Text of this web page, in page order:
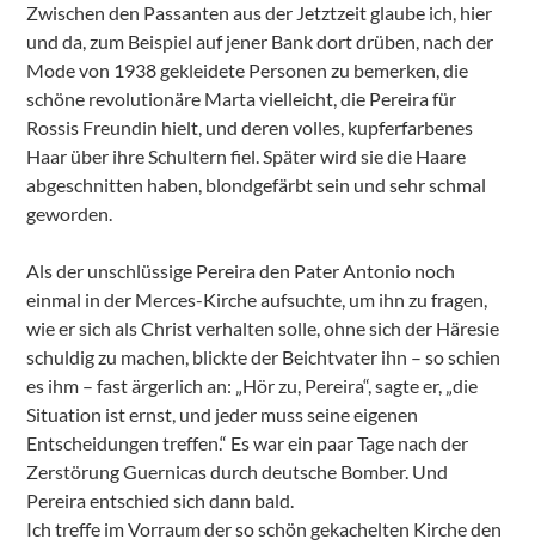
Zwischen den Passanten aus der Jetztzeit glaube ich, hier
und da, zum Beispiel auf jener Bank dort drüben, nach der
Mode von 1938 gekleidete Personen zu bemerken, die
schöne revolutionäre Marta vielleicht, die Pereira für
Rossis Freundin hielt, und deren volles, kupferfarbenes
Haar über ihre Schultern fiel. Später wird sie die Haare
abgeschnitten haben, blondgefärbt sein und sehr schmal
geworden.
Als der unschlüssige Pereira den Pater Antonio noch
einmal in der Merces-Kirche aufsuchte, um ihn zu fragen,
wie er sich als Christ verhalten solle, ohne sich der Häresie
schuldig zu machen, blickte der Beichtvater ihn – so schien
es ihm – fast ärgerlich an: „Hör zu, Pereira“, sagte er, „die
Situation ist ernst, und jeder muss seine eigenen
Entscheidungen treffen.“ Es war ein paar Tage nach der
Zerstörung Guernicas durch deutsche Bomber. Und
Pereira entschied sich dann bald.
Ich treffe im Vorraum der so schön gekachelten Kirche den